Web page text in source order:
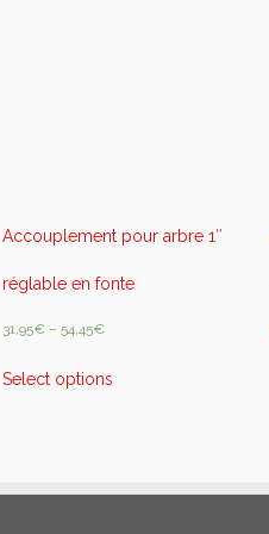
Accouplement pour arbre 1″
réglable en fonte
31,95€– 54,45€
Select options